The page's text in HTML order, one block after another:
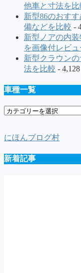
他車と寸法を比
新型86のおす
備などを比較 -
新型ノアの内
を画像付レビュ
新型クラウン
法を比較 -
車種一覧
車
覧
にほんブログ村
新着記事